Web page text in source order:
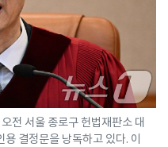
전 서울 종로구 헌법재판소 대
결정문을 낭독하고 있다. 이